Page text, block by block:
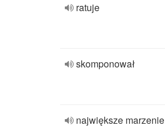
ratuje
skomponował
największe marzenie